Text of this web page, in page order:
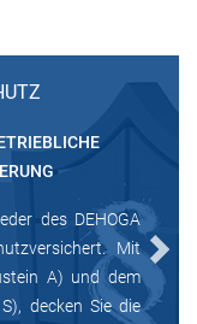
des DEHOGA
Mit
A) und dem
decken Sie die
Next